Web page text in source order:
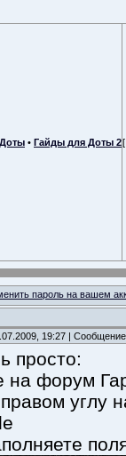
• Гайды для Доты 2
пароль на вашем
19:27 |
просто:
на форум
углу